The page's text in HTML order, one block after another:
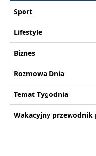
Sport
Lifestyle
Biznes
Rozmowa Dnia
Temat Tygodnia
Wakacyjny przewodnik